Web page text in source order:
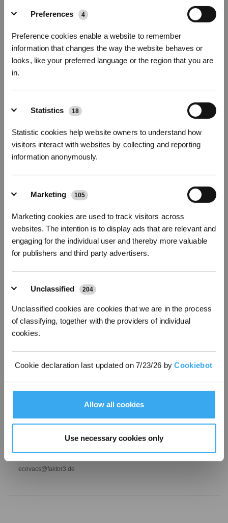
Preferences 4
Preference cookies enable a website to remember
information that changes the way the website behaves or
looks, like your preferred language or the region that you are
in.
Statistics 18
Statistic cookies help website owners to understand how
visitors interact with websites by collecting and reporting
information anonymously.
Marketing 105
Marketing cookies are used to track visitors across
websites. The intention is to display ads that are relevant and
engaging for the individual user and thereby more valuable
for publishers and third party advertisers.
Unclassified 204
Unclassified cookies are cookies that we are in the process
of classifying, together with the providers of individual
cookies.
Cookie declaration last updated on 7/23/26 byCookiebot
Allow all cookies
Use necessary cookies only
Die aktuelleOZMO™ Wischtechnik
sorgt dafür, dass bis zu
Die ECOVACS Group wurde 1998 von Qian Dongqi gegründet. 2006
ECOVACS ROBOTICS, einem Unternehmen, das auf die Forschung
und Entwicklung, Konstruktion, Herstellung und den Vertrieb von
Haushaltsrobotern spezialisiert ist. Unter dem Motto „Live Smart.
Enjoy Life.” ist es das Ziel von ECOVACS ROBOTICS, innovative
Produkte anzubieten, die Kunden bei ihrer täglichen Hausarbeit
entlasten und ihnen das Leben erleichtern und angenehmer
machen.
Pressekontakt ECOVACS ROBOTICS:
Julia Söns
40221 Düsseldorf
Pressekontakt Agentur:
Faktor 3 AG
ecovacs@faktor3.de
* Registrieren und Belohnungen sichern
*Neu registrierte Benutzer können 3000 Punkte verwenden, um einen Rabatt von 30
€ auf ihre erste Bestellung zu erhalten, wenn die Zahlung 1000 € überschreitet.